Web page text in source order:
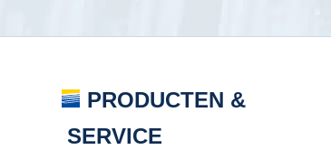
PRODUCTEN &
SERVICE